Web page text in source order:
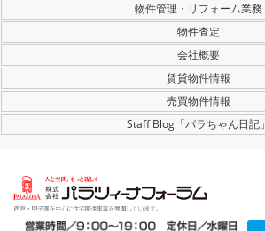
物件管理・リフォーム業務
物件査定
会社概要
賃貸物件情報
売買物件情報
Staff Blog「パラちゃん日記」